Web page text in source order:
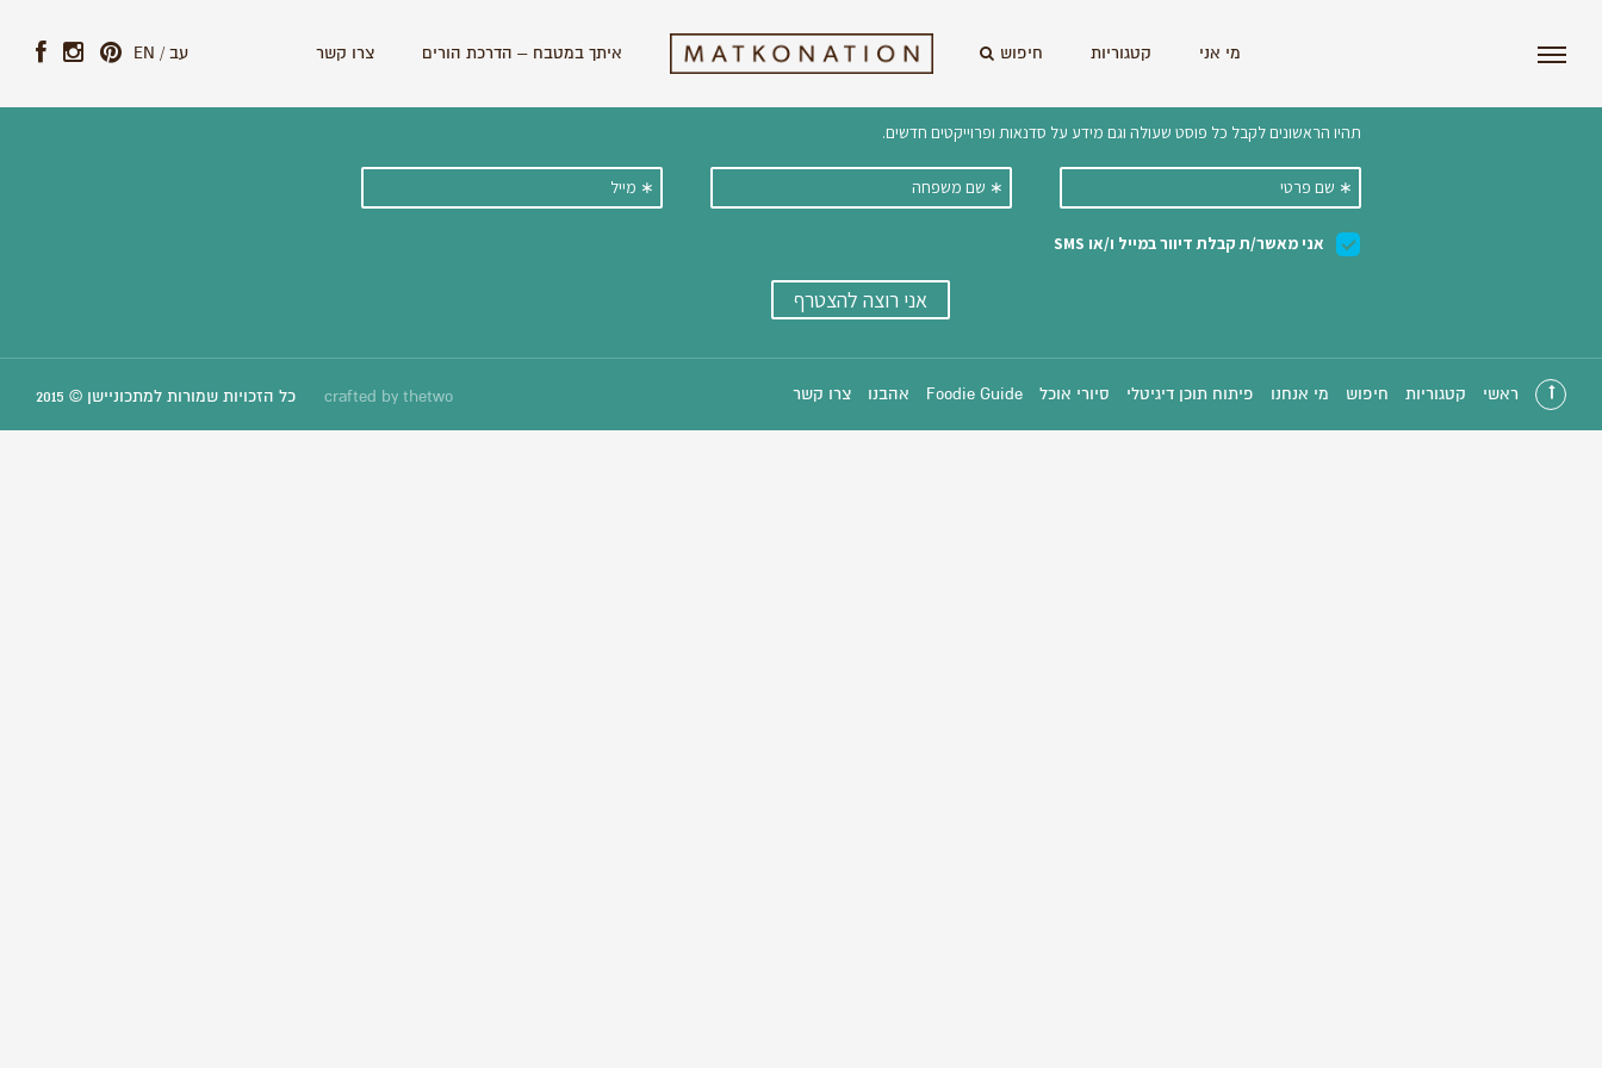
מי אני קטגוריות חיפוש איתך במטבח – הדרכת הורים צרו קשר EN / עב
הצטרפו לניוזלטר שלנו וקבלו ישירות למייל עדכונים על מתכונים וסיפורים חדשים:
ראשי קטגוריות חיפוש מי אנחנו פיתוח תוכן דיגיטלי סיורי אוכל Foodie Guide אהבנו צרו קשר crafted by thetwo כל הזכויות שמורות למתכוניישן © 2015